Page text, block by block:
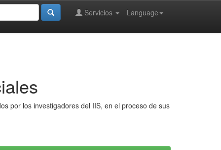
Language
Servicios
por los investigadores del IIS, en el proceso de sus